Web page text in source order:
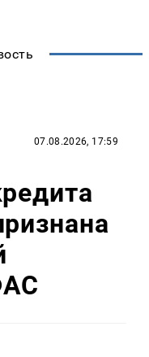
07.08.2026, 17:59